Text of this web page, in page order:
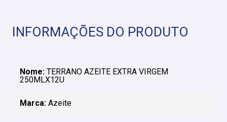
INFORMAÇÕES DO PRODUTO
Nome: TERRANO AZEITE EXTRA VIRGEM
250MLX12U
Marca: Azeite